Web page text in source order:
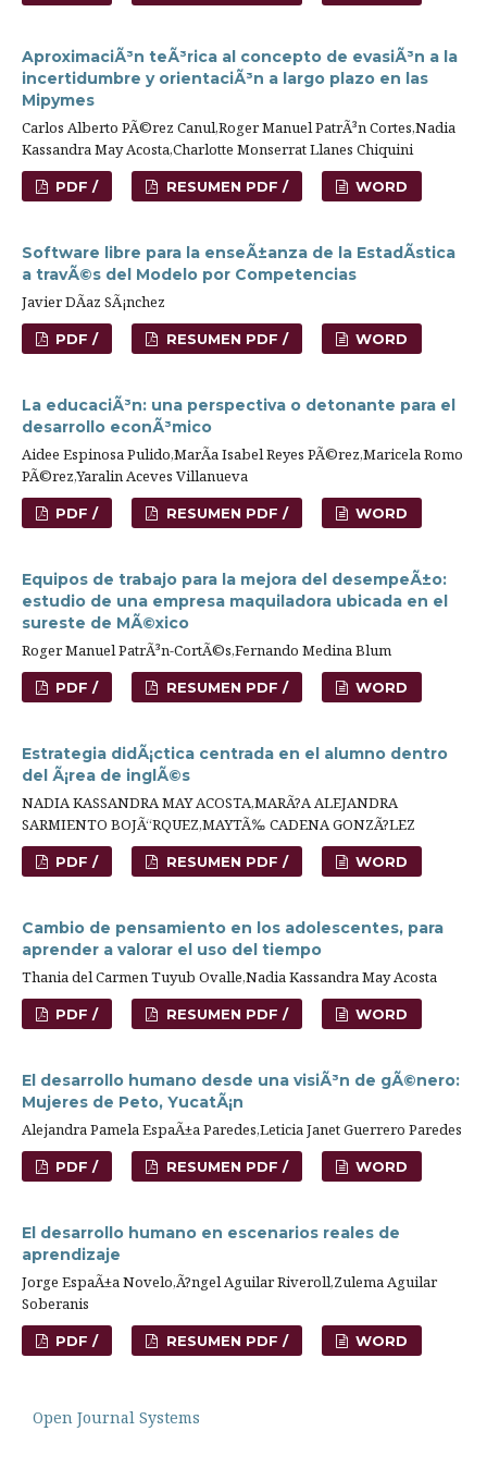
AproximaciÃ³n teÃ³rica al concepto de evasiÃ³n a la
incertidumbre y orientaciÃ³n a largo plazo en las
Mipymes
Carlos Alberto PÃ©rez Canul,Roger Manuel PatrÃ³n Cortes,Nadia
Kassandra May Acosta,Charlotte Monserrat Llanes Chiquini
PDF / RESUMEN PDF / WORD
Software libre para la enseÃ±anza de la EstadÃ­stica
a travÃ©s del Modelo por Competencias
Javier DÃ­az SÃ¡nchez
PDF / RESUMEN PDF / WORD
La educaciÃ³n: una perspectiva o detonante para el
desarrollo econÃ³mico
Aidee Espinosa Pulido,MarÃ­a Isabel Reyes PÃ©rez,Maricela Romo
PÃ©rez,Yaralin Aceves Villanueva
PDF / RESUMEN PDF / WORD
Equipos de trabajo para la mejora del desempeÃ±o:
estudio de una empresa maquiladora ubicada en el
sureste de MÃ©xico
Roger Manuel PatrÃ³n-CortÃ©s,Fernando Medina Blum
PDF / RESUMEN PDF / WORD
Estrategia didÃ¡ctica centrada en el alumno dentro
del Ã¡rea de inglÃ©s
NADIA KASSANDRA MAY ACOSTA,MARÃ?A ALEJANDRA
SARMIENTO BOJÃ“RQUEZ,MAYTÃ‰ CADENA GONZÃ?LEZ
PDF / RESUMEN PDF / WORD
Cambio de pensamiento en los adolescentes, para
aprender a valorar el uso del tiempo
Thania del Carmen Tuyub Ovalle,Nadia Kassandra May Acosta
PDF / RESUMEN PDF / WORD
El desarrollo humano desde una visiÃ³n de gÃ©nero:
Mujeres de Peto, YucatÃ¡n
Alejandra Pamela EspaÃ±a Paredes,Leticia Janet Guerrero Paredes
PDF / RESUMEN PDF / WORD
El desarrollo humano en escenarios reales de
aprendizaje
Jorge EspaÃ±a Novelo,Ã?ngel Aguilar Riveroll,Zulema Aguilar
Soberanis
PDF / RESUMEN PDF / WORD
Open Journal Systems